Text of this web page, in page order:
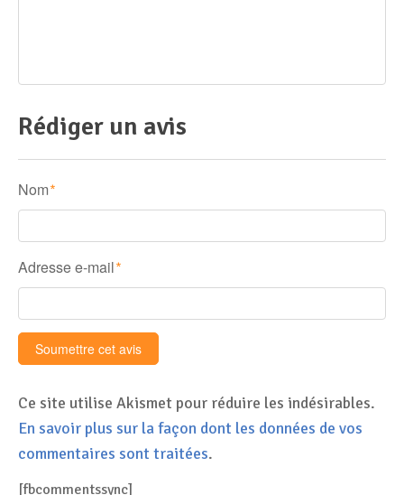
Rédiger un avis
Nom *
Adresse e-mail *
Ce site utilise Akismet pour réduire les indésirables.
En savoir plus sur la façon dont les données de vos
commentaires sont traitées.
[fbcommentssync]